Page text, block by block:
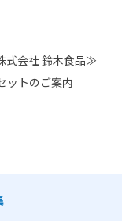
式会社 鈴木食品≫
ットのご案内